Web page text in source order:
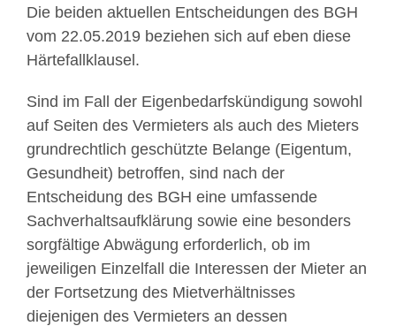
Die beiden aktuellen Entscheidungen des BGH
vom 22.05.2019 beziehen sich auf eben diese
Härtefallklausel.
Sind im Fall der Eigenbedarfskündigung sowohl
auf Seiten des Vermieters als auch des Mieters
grundrechtlich geschützte Belange (Eigentum,
Gesundheit) betroffen, sind nach der
Entscheidung des BGH eine umfassende
Sachverhaltsaufklärung sowie eine besonders
sorgfältige Abwägung erforderlich, ob im
jeweiligen Einzelfall die Interessen der Mieter an
der Fortsetzung des Mietverhältnisses
diejenigen des Vermieters an dessen